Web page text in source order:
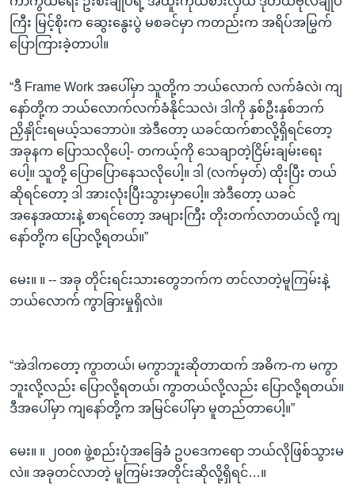
ကြီး မြင့်စိုးက ဆွေးနွေးပွဲ မစခင်မှာ ကတည်းက အရိပ်အမြွက်
ပြောကြားခဲ့တာပါ။
“ဒီ Frame Work အပေါ်မှာ သူတို့က ဘယ်လောက် လက်ခံလဲ၊ ကျ
နော်တို့က ဘယ်လောက်လက်ခံနိုင်သလဲ၊ ဒါကို နှစ်ဦးနှစ်ဘက်
ညှိနှိုင်းရမယ့်သဘောပဲ။ အဲဒီတော့ ယခင်ထက်စာလို့ရှိရင်တော့
အခုနက ပြောသလိုပေါ့- တကယ့်ကို သေချာတဲ့ငြိမ်းချမ်းရေး
ပေါ့။ သူတို့ ပြောပြောနေသလိုပေါ့။ ဒါ (လက်မှတ်) ထိုးပြီး တယ်
ဆိုရင်တော့ ဒါ အားလုံးပြီးသွားမှာပေါ့။ အဲဒီတော့ ယခင်
အနေအထားနဲ့ စာရင်တော့ အများကြီး တိုးတက်လာတယ်လို့ ကျ
နော်တို့က ပြောလို့ရတယ်။”
မေး။ ။ -- အခု တိုင်းရင်းသားတွေဘက်က တင်လာတဲ့မူကြမ်းနဲ့
ဘယ်လောက် ကွာခြားမှုရှိလဲ။
“အဲဒါကတော့ ကွာတယ်၊ မကွာဘူးဆိုတာထက် အဓိက-က မကွာ
ဘူးလို့လည်း ပြောလို့ရတယ်၊ ကွာတယ်လို့လည်း ပြောလို့ရတယ်။
ဒီအပေါ်မှာ ကျနော်တို့က အမြင်ပေါ်မှာ မူတည်တာပေါ့။”
မေး။ ။ ၂၀၀၈ ဖွဲ့စည်းပုံအခြေခံ ဥပဒေကရော ဘယ်လိုဖြစ်သွားမ
လဲ။ အခုတင်လာတဲ့ မူကြမ်းအတိုင်းဆိုလို့ရှိရင်…။